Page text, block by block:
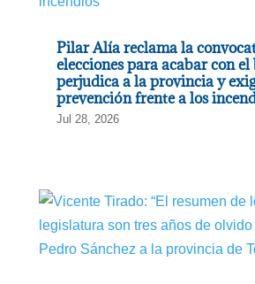
Pilar Alía reclama la
elecciones para acabar con
perjudica a la provincia y
prevención frente a los
Jul 28, 2026